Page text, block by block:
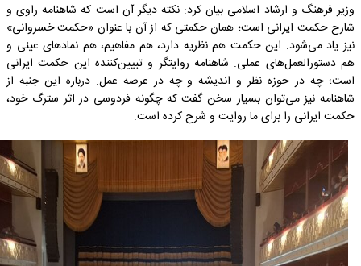
وزیر فرهنگ و ارشاد اسلامی بیان کرد: نکته دیگر آن است که شاهنامه راوی و
شارح حکمت ایرانی است؛ همان حکمتی که از آن با عنوان «حکمت خسروانی»
نیز یاد می‌شود. این حکمت هم نظریه دارد، هم مفاهیم، هم نمادهای عینی و
هم دستورالعمل‌های عملی. شاهنامه روایتگر و تبیین‌کننده این حکمت ایرانی
است؛ چه در حوزه نظر و اندیشه و چه در عرصه عمل. درباره این جنبه از
شاهنامه نیز می‌توان بسیار سخن گفت که چگونه فردوسی در اثر سترگ خود،
حکمت ایرانی را برای ما روایت و شرح کرده است.